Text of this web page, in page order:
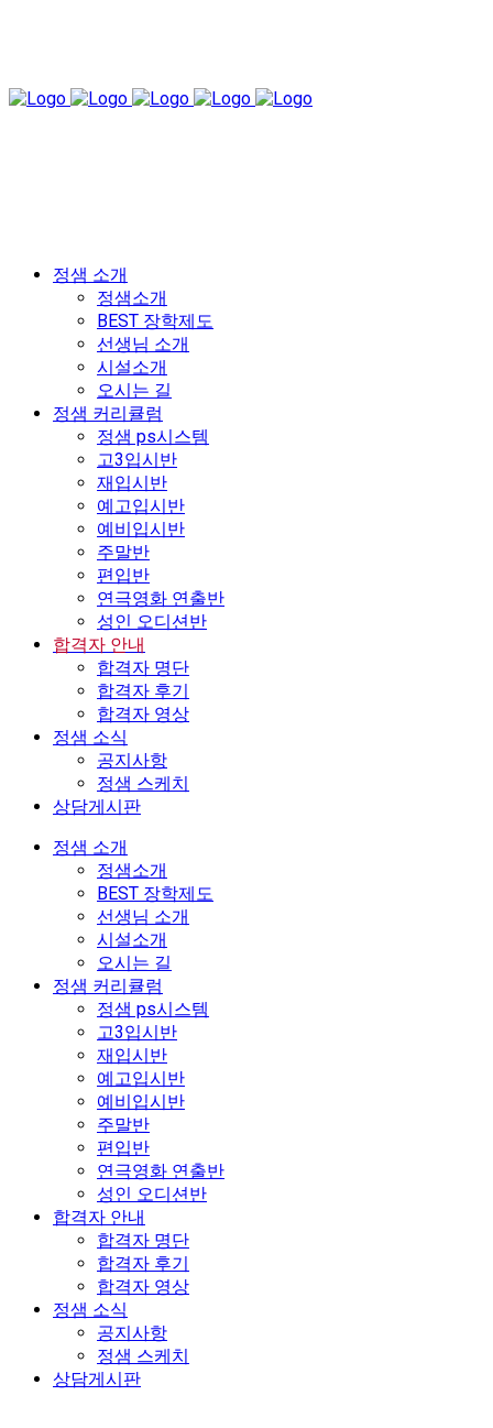
정샘 소개
정샘소개
BEST 장학제도
선생님 소개
시설소개
오시는 길
정샘 커리큘럼
정샘 ps시스템
고3입시반
재입시반
예고입시반
예비입시반
주말반
편입반
연극영화 연출반
성인 오디션반
합격자 안내
합격자 명단
합격자 후기
합격자 영상
정샘 소식
공지사항
정샘 스케치
상담게시판
정샘 소개
정샘소개
BEST 장학제도
선생님 소개
시설소개
오시는 길
정샘 커리큘럼
정샘 ps시스템
고3입시반
재입시반
예고입시반
예비입시반
주말반
편입반
연극영화 연출반
성인 오디션반
합격자 안내
합격자 명단
합격자 후기
합격자 영상
정샘 소식
공지사항
정샘 스케치
상담게시판